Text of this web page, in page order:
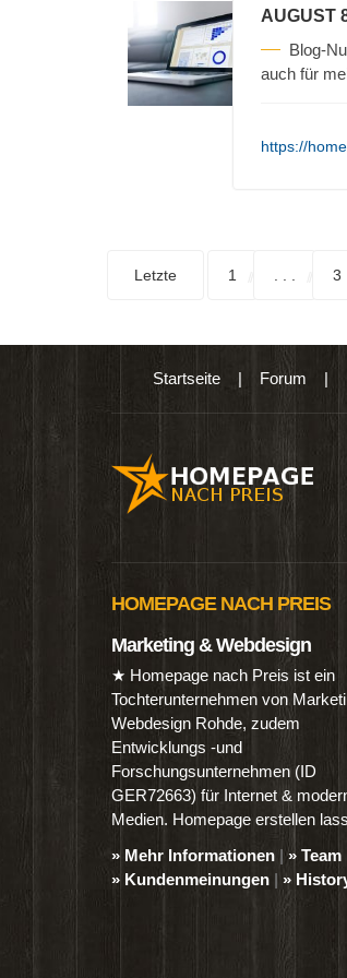
AUGUST
Blog-
auch für
https://
Letzte 1 3
Startseite| Forum |
Produkten wie Ebooks & DVDs.…
HOMEPAGE NACH PREIS
Marketing & Webdesign
★ Homepage nach Preis ist ein
Tochterunternehmen von
Webdesign Rohde, zudem
Entwicklungs -und
Forschungsunternehmen (ID
GER72663) für Internet &
Medien. Homepage erstellen
» Mehr Informationen |» Team
» Kundenmeinungen | »